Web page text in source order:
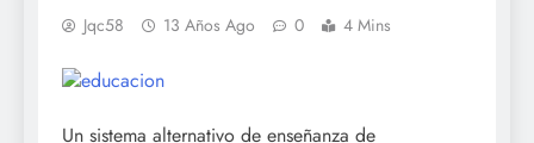
Jqc58 13 Años Ago 0 4 Mins
Un sistema alternativo de enseñanza de